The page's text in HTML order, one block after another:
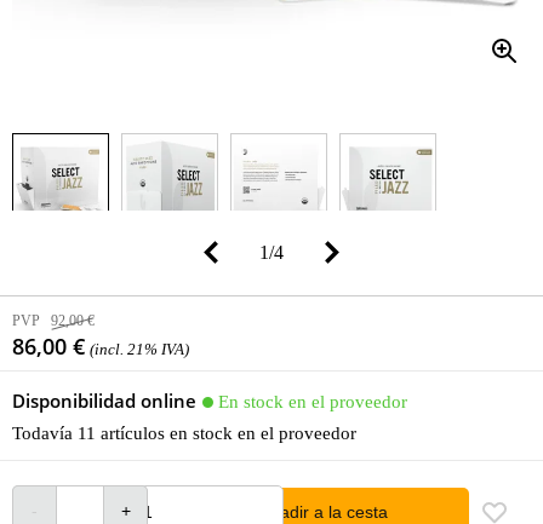
1/4
PVP 92,00 €
86,00 € (incl. 21% IVA)
Disponibilidad online
En stock en el proveedor
Todavía 11 artículos en stock en el proveedor
añadir a la cesta